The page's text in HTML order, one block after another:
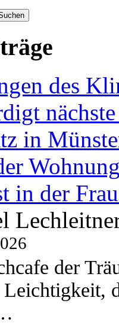
des
in
in der
der
Leichtigkeit,